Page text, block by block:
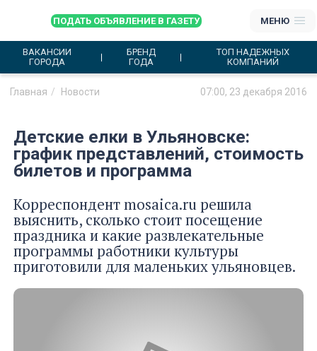
ПОДАТЬ ОБЪЯВЛЕНИЕ В ГАЗЕТУ МЕНЮ
ВАКАНСИИ
ГОРОДА
БРЕНД
ГОДА
ТОП НАДЕЖНЫХ
КОМПАНИЙ
Главная Новости 07:00, 23 декабря 2016
Детские елки в Ульяновске:
график представлений, стоимость
билетов и программа
Корреспондент mosaica.ru решила
выяснить, сколько стоит посещение
праздника и какие развлекательные
программы работники культуры
приготовили для маленьких ульяновцев.